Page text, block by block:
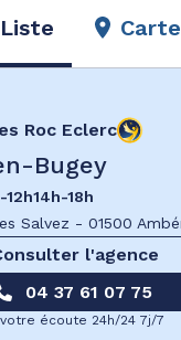
Liste Carte
Roc Eclerc
Bugey
12h14h-18h
Salvez - 01500
l'agence
04 37 61 07 75
écoute 24h/24 7j/7